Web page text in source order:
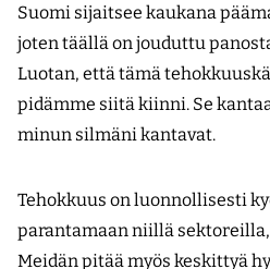
Suomi sijaitsee kaukana
joten täällä on jouduttu
Luotan, että tämä
pidämme siitä kiinni. Se
minun silmäni kantavat.
Tehokkuus on luonnollisesti
parantamaan niillä
Meidän pitää myös keskittyä